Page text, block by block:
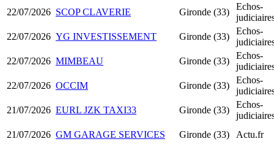
22/07/2026 SCOP CLAVERIE Gironde (33)
Echos-
22/07/2026 YG INVESTISSEMENT Gironde (33)
Echos-
22/07/2026 MIMBEAU Gironde (33)
Echos-
22/07/2026 OCCIM Gironde (33)
Echos-
21/07/2026 EURL JZK TAXI33 Gironde (33)
Echos-
21/07/2026 GM GARAGE SERVICES Gironde (33) Actu.fr